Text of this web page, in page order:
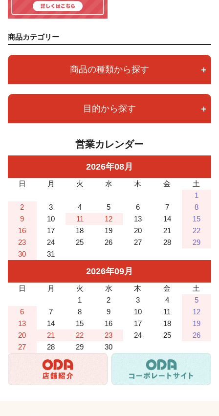
商品カテゴリー
商品の種類から探す
目的から探す
営業カレンダー
2026年08月
日 月 火 水 木 金
土
1
2
3 4 5 6 7
8
9
10 11 12 13 14
15
16
17 18 19 20 21
22
23
24 25 26 27 28
29
30
31
2026年09月
日 月 火 水 木 金
土
1
2 3 4
5
6
7 8 9 10 11
12
13
14 15 16 17 18
19
20
21 22 23 24 25
26
27
28 29 30